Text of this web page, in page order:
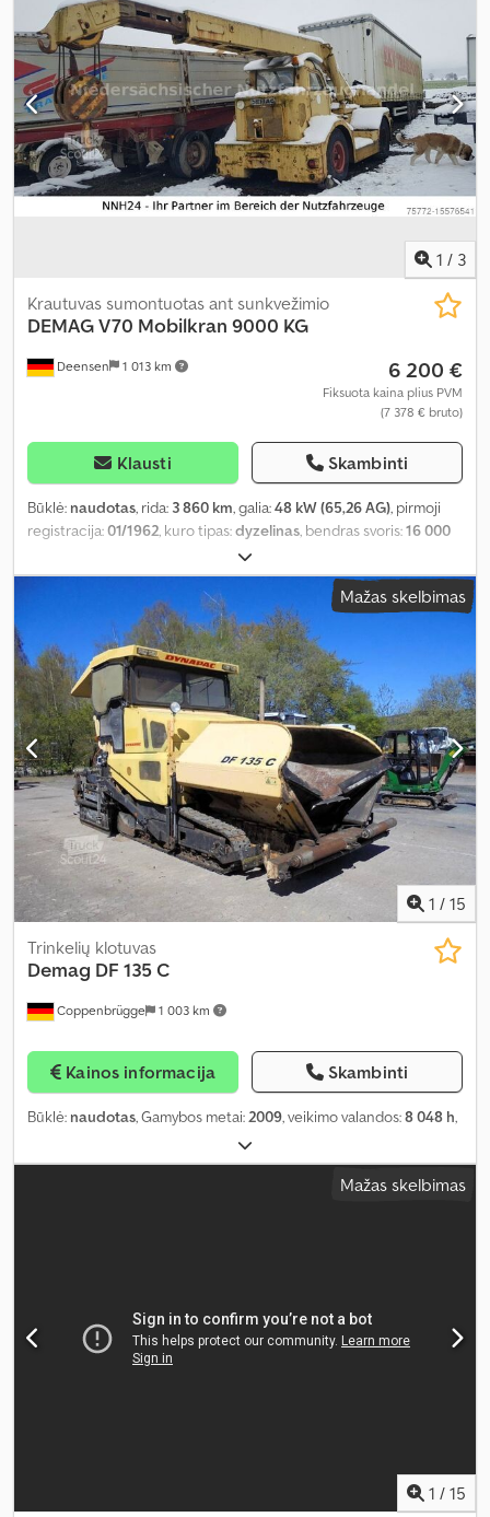
1 / 3
Deensen 1 013 km
Krautuvas sumontuotas ant sunkvežimio
DEMAGV70 Mobilkran 9000 KG
6 200 €
Fiksuota kaina plius PVM
(7 378 € bruto)
Klausti Skambinti
Būklė: naudotas, rida: 3 860 km, galia:48 kW (65,26 AG), pirmoji
registracija:01/1962 , kuro tipas:dyzelinas , bendras svoris:16 000
, spalva:
Mažas skelbimas
1 / 15
Coppenbrügge 1 003 km
Trinkelių klotuvas
Demag DF 135 C
Kainos informacija Skambinti
Būklė: naudotas, Gamybos metai:2009, veikimo valandos:8 048 h,
Mažas skelbimas
1 / 15